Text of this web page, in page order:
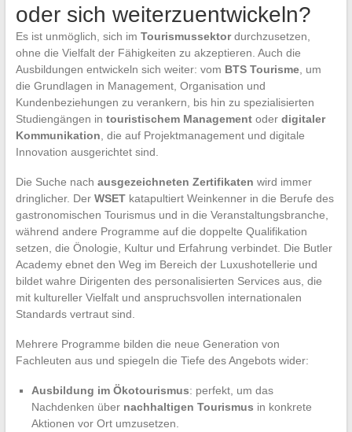
oder sich weiterzuentwickeln?
Es ist unmöglich, sich im Tourismussektordurchzusetzen,
ohne die Vielfalt der Fähigkeiten zu akzeptieren. Auch die
Ausbildungen entwickeln sich weiter: vom BTS Tourisme, um
die Grundlagen in Management, Organisation und
Kundenbeziehungen zu verankern, bis hin zu spezialisierten
Studiengängen in touristischem Managementoder digitaler
Kommunikation , die auf Projektmanagement und digitale
Innovation ausgerichtet sind.
Die Suche nach ausgezeichneten Zertifikaten wird immer
dringlicher. Der WSETkatapultiert Weinkenner in die Berufe des
gastronomischen Tourismus und in die Veranstaltungsbranche,
während andere Programme auf die doppelte Qualifikation
setzen, die Önologie, Kultur und Erfahrung verbindet. Die Butler
Academy ebnet den Weg im Bereich der Luxushotellerie und
bildet wahre Dirigenten des personalisierten Services aus, die
mit kultureller Vielfalt und anspruchsvollen internationalen
Standards vertraut sind.
Mehrere Programme bilden die neue Generation von
Fachleuten aus und spiegeln die Tiefe des Angebots wider:
Ausbildung im Ökotourismus: perfekt, um das
Nachdenken über nachhaltigen Tourismus in konkrete
Aktionen vor Ort umzusetzen.